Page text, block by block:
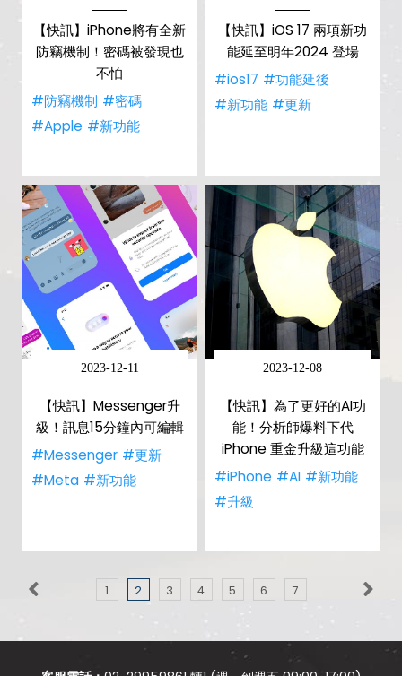
【快訊】iPhone將有全新
防竊機制！密碼被發現也
不怕
#防竊機制 #密碼
#Apple #新功能
【快訊】iOS 17 兩項新功
能延至明年2024 登場
#ios17 #功能延後
#新功能 #更新
2023-12-11
【快訊】Messenger升
級！訊息15分鐘內可編輯
#Messenger #更新
#Meta #新功能
2023-12-08
【快訊】為了更好的AI功
能！分析師爆料下代
iPhone 重金升級這功能
#iPhone #AI #新功能
#升級
1 2 3 4 5 6 7